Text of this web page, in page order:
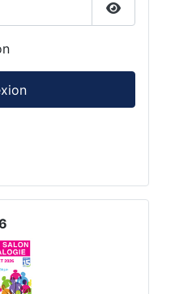
Afficher